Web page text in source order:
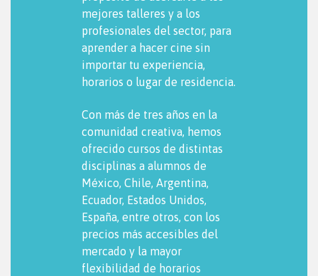
mejores talleres y a los
profesionales del sector, para
aprender a hacer cine sin
importar tu experiencia,
horarios o lugar de residencia.
Con más de tres años en la
comunidad creativa, hemos
ofrecido cursos de distintas
disciplinas a alumnos de
México, Chile, Argentina,
Ecuador, Estados Unidos,
España, entre otros, con los
precios más accesibles del
mercado y la mayor
flexibilidad de horarios